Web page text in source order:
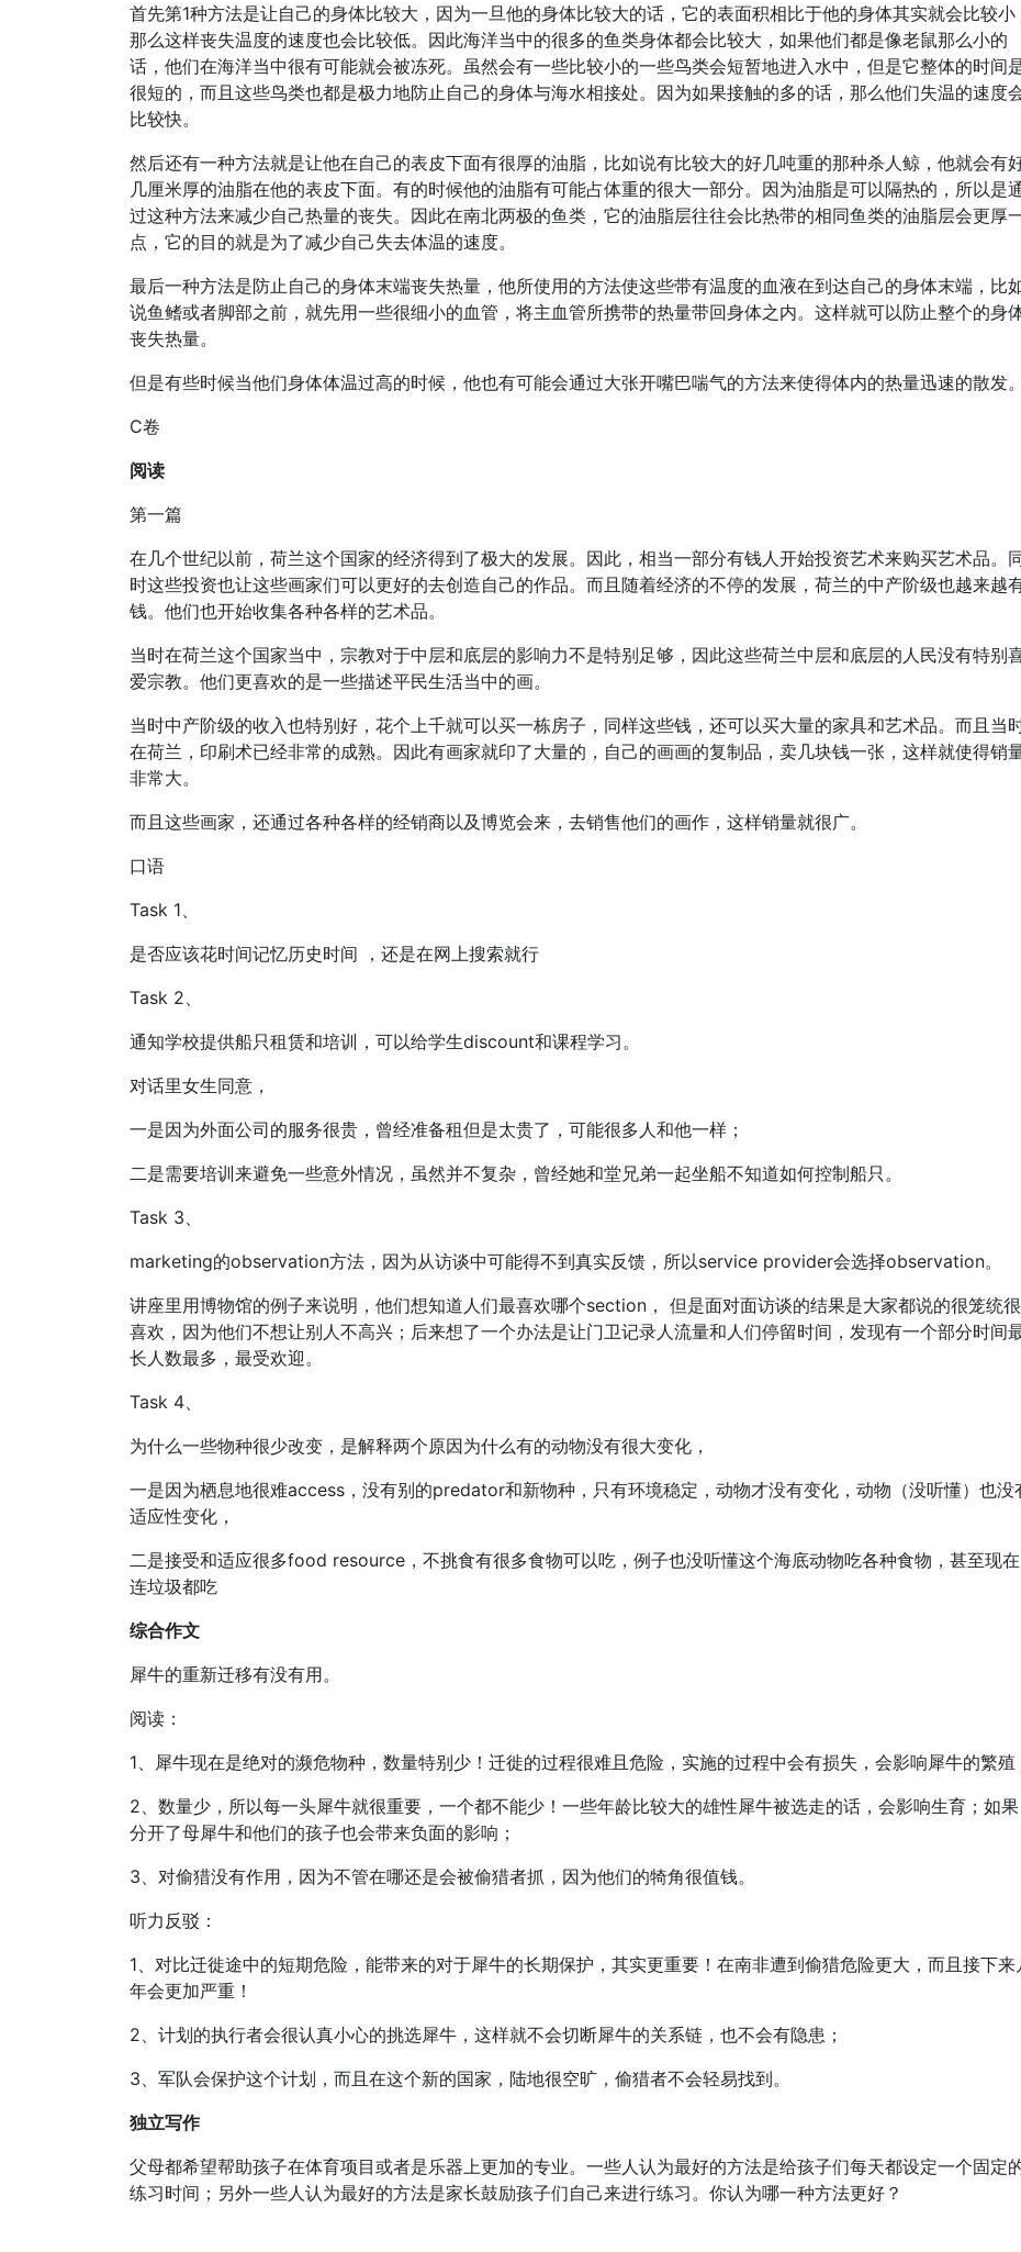
首先第1种方法是让自己的身体比较大，因为一旦他的身体比较大的话，它的表面积相比于他的身体其实就会比较小
那么这样丧失温度的速度也会比较低。因此海洋当中的很多的鱼类身体都会比较大，如果他们都是像老鼠那么小的
话，他们在海洋当中很有可能就会被冻死。虽然会有一些比较小的一些鸟类会短暂地进入水中，但是它整体的时间
很短的，而且这些鸟类也都是极力地防止自己的身体与海水相接处。因为如果接触的多的话，那么他们失温的速度
比较快。
然后还有一种方法就是让他在自己的表皮下面有很厚的油脂，比如说有比较大的好几吨重的那种杀人鲸，他就会有
几厘米厚的油脂在他的表皮下面。有的时候他的油脂有可能占体重的很大一部分。因为油脂是可以隔热的，所以是
过这种方法来减少自己热量的丧失。因此在南北两极的鱼类，它的油脂层往往会比热带的相同鱼类的油脂层会更厚
点，它的目的就是为了减少自己失去体温的速度。
最后一种方法是防止自己的身体末端丧失热量，他所使用的方法使这些带有温度的血液在到达自己的身体末端，比
说鱼鳍或者脚部之前，就先用一些很细小的血管，将主血管所携带的热量带回身体之内。这样就可以防止整个的身
丧失热量。
但是有些时候当他们身体体温过高的时候，他也有可能会通过大张开嘴巴喘气的方法来使得体内的热量迅速的散发。
C卷
阅读
第一篇
在几个世纪以前，荷兰这个国家的经济得到了极大的发展。因此，相当一部分有钱人开始投资艺术来购买艺术品。
时这些投资也让这些画家们可以更好的去创造自己的作品。而且随着经济的不停的发展，荷兰的中产阶级也越来越
钱。他们也开始收集各种各样的艺术品。
当时在荷兰这个国家当中，宗教对于中层和底层的影响力不是特别足够，因此这些荷兰中层和底层的人民没有特别
爱宗教。他们更喜欢的是一些描述平民生活当中的画。
当时中产阶级的收入也特别好，花个上千就可以买一栋房子，同样这些钱，还可以买大量的家具和艺术品。而且当
在荷兰，印刷术已经非常的成熟。因此有画家就印了大量的，自己的画画的复制品，卖几块钱一张，这样就使得销
非常大。
而且这些画家，还通过各种各样的经销商以及博览会来，去销售他们的画作，这样销量就很广。
口语
Task 1、
是否应该花时间记忆历史时间 ，还是在网上搜索就行
Task 2、
通知学校提供船只租赁和培训，可以给学生discount和课程学习。
对话里女生同意，
一是因为外面公司的服务很贵，曾经准备租但是太贵了，可能很多人和他一样；
二是需要培训来避免一些意外情况，虽然并不复杂，曾经她和堂兄弟一起坐船不知道如何控制船只。
Task 3、
marketing的observation方法，因为从访谈中可能得不到真实反馈，所以service provider会选择observation。
讲座里用博物馆的例子来说明，他们想知道人们最喜欢哪个section， 但是面对面访谈的结果是大家都说的很笼统很
喜欢，因为他们不想让别人不高兴；后来想了一个办法是让门卫记录人流量和人们停留时间，发现有一个部分时间
长人数最多，最受欢迎。
Task 4、
为什么一些物种很少改变，是解释两个原因为什么有的动物没有很大变化，
一是因为栖息地很难access，没有别的predator和新物种，只有环境稳定，动物才没有变化，动物（没听懂）也没
适应性变化，
二是接受和适应很多food resource，不挑食有很多食物可以吃，例子也没听懂这个海底动物吃各种食物，甚至现在
连垃圾都吃
综合作文
犀牛的重新迁移有没有用。
阅读：
1、犀牛现在是绝对的濒危物种，数量特别少！迁徙的过程很难且危险，实施的过程中会有损失，会影响犀牛的繁殖
2、数量少，所以每一头犀牛就很重要，一个都不能少！一些年龄比较大的雄性犀牛被选走的话，会影响生育；如果
分开了母犀牛和他们的孩子也会带来负面的影响；
3、对偷猎没有作用，因为不管在哪还是会被偷猎者抓，因为他们的犄角很值钱。
听力反驳：
1、对比迁徙途中的短期危险，能带来的对于犀牛的长期保护，其实更重要！在南非遭到偷猎危险更大，而且接下来
年会更加严重！
2、计划的执行者会很认真小心的挑选犀牛，这样就不会切断犀牛的关系链，也不会有隐患；
3、军队会保护这个计划，而且在这个新的国家，陆地很空旷，偷猎者不会轻易找到。
独立写作
父母都希望帮助孩子在体育项目或者是乐器上更加的专业。一些人认为最好的方法是给孩子们每天都设定一个固定
练习时间；另外一些人认为最好的方法是家长鼓励孩子们自己来进行练习。你认为哪一种方法更好？